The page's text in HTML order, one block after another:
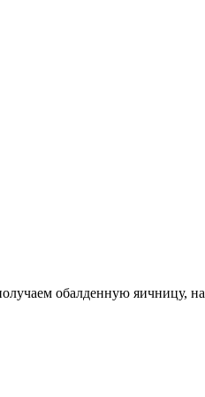
обалденную яичницу,